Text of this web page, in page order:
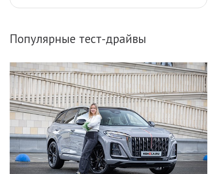
Популярные тест-драйвы